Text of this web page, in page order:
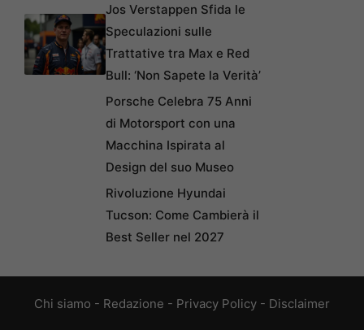
Jos Verstappen Sfida le
Speculazioni sulle
Trattative tra Max e Red
Bull: ‘Non Sapete la Verità’
Porsche Celebra 75 Anni
di Motorsport con una
Macchina Ispirata al
Design del suo Museo
Rivoluzione Hyundai
Tucson: Come Cambierà il
Best Seller nel 2027
Chi siamo - Redazione - Privacy Policy - Disclaimer